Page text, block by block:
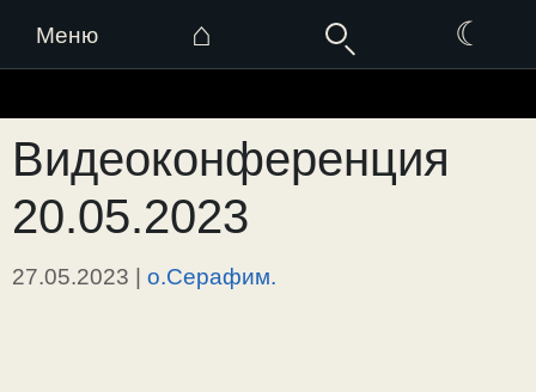
Меню ⌂ ☾
к
содержимому
Видеоконференция
20.05.2023
27.05.2023 | о.Серафим.